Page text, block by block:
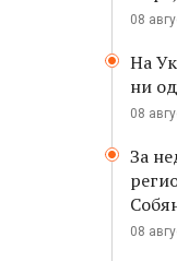
08
На
ни
08
За
08